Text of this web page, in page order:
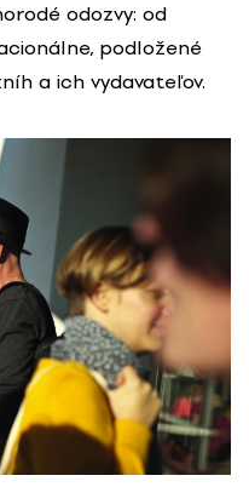
odozvy: od
podložené
a ich vydavateľov.